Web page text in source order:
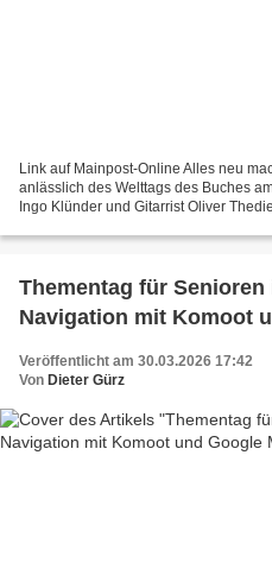
Link auf Mainpost-Online Alles neu
anlässlich des Welttags des Buches
Ingo Klünder und Gitarrist Oliver
Thementag für
Navigation mit Komoot
Veröffentlicht am 30.03.2026 17:42
Von Dieter Gürz